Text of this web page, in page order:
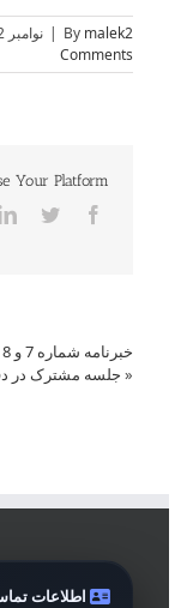
By malek2
| نوامبر 1st, 2022
Comments
Your Platform!
Facebook
خبرنامه شماره 7 و 8 سال 1401
« جلسه مشترک در
اطلاعات